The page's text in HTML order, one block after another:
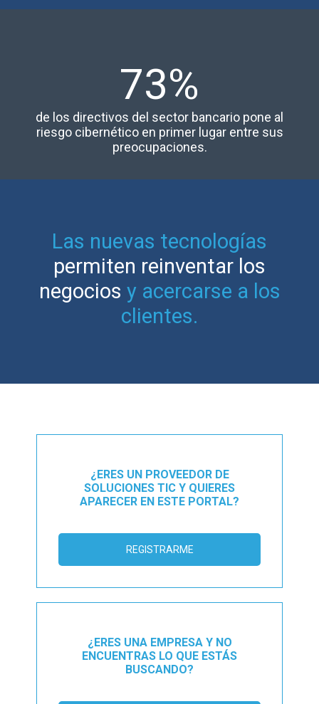
73%
de los directivos del sector bancario pone al
riesgo cibernético en primer lugar entre sus
preocupaciones.
Las nuevas tecnologías
permiten reinventar los
negocios y acercarse a los
clientes.
¿ERES UN PROVEEDOR DE
SOLUCIONES TIC Y QUIERES
APARECER EN ESTE PORTAL?
REGISTRARME
¿ERES UNA EMPRESA Y NO
ENCUENTRAS LO QUE ESTÁS
BUSCANDO?